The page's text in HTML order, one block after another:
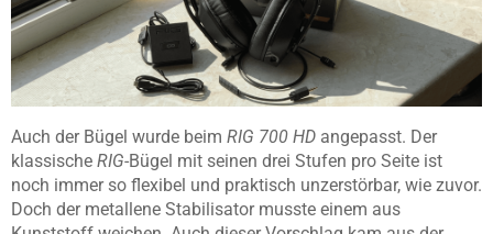
Auch der Bügel wurde beim RIG 700 HD angepasst. Der
klassische RIG-Bügel mit seinen drei Stufen pro Seite ist
noch immer so flexibel und praktisch unzerstörbar, wie zuvor.
Doch der metallene Stabilisator musste einem aus